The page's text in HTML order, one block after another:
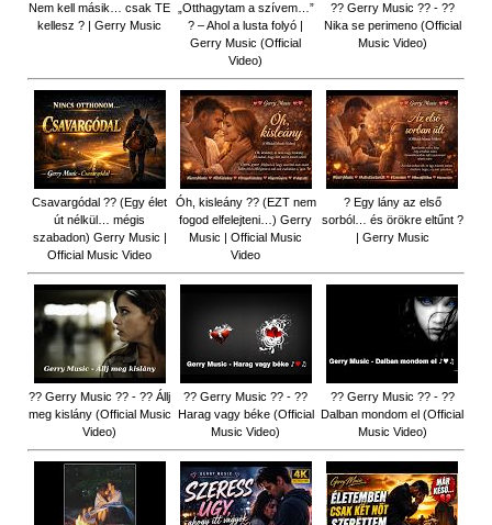
Nem kell másik… csak TE
kellesz ? | Gerry Music
„Otthagytam a szívem…”
? – Ahol a lusta folyó |
Gerry Music (Official
Video)
?? Gerry Music ?? - ??
Nika se perimeno (Official
Music Video)
Csavargódal ?? (Egy élet
út nélkül… mégis
szabadon) Gerry Music |
Official Music Video
Óh, kisleány ?? (EZT nem
fogod elfelejteni…) Gerry
Music | Official Music
Video
? Egy lány az első
sorból… és örökre eltűnt ?
| Gerry Music
?? Gerry Music ?? - ?? Állj
meg kislány (Official Music
Video)
?? Gerry Music ?? - ??
Harag vagy béke (Official
Music Video)
?? Gerry Music ?? - ??
Dalban mondom el (Official
Music Video)